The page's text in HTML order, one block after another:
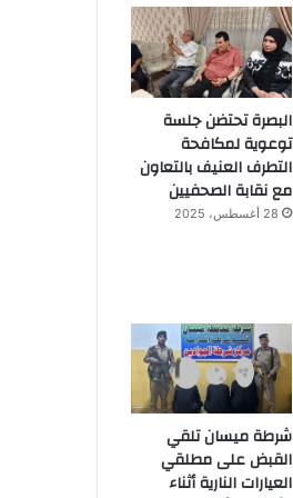
البصرة تحتضن جلسة
توعوية لمكافحة
التطرف العنيف بالتعاون
مع نقابة الصحفيين
28 أغسطس، 2025
شرطة ميسان تلقي
القبض على مطلقي
العيارات النارية أثناء